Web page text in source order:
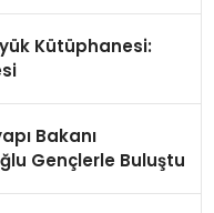
Kütüphanesi:
Bakanı
Gençlerle Buluştu